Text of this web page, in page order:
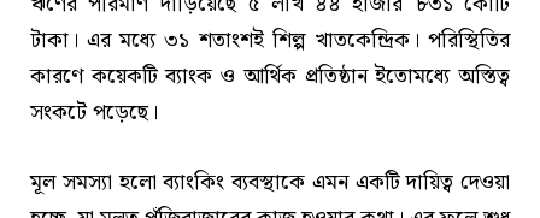
টাকা। এর মধ্যে ৩১ শতাংশই শিল্প খাতকেন্দ্রিক। পরিস্থিতির
কারণে কয়েকটি ব্যাংক ও আর্থিক প্রতিষ্ঠান ইতোমধ্যে অস্তিত্ব
সংকটে পড়েছে।
মূল সমস্যা হলো ব্যাংকিং ব্যবস্থাকে এমন একটি দায়িত্ব দেওয়া